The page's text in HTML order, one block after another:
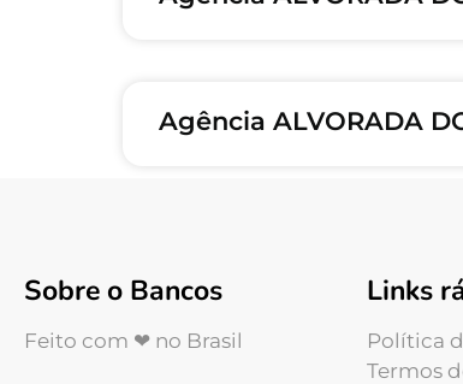
Agência ALVORADA
Sobre o Bancos
Feito com ❤ no Brasil
Links
Política
Termos